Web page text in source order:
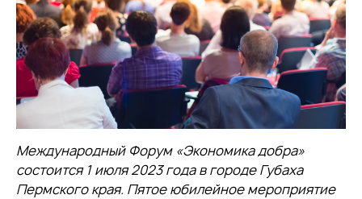
Международный Форум «Экономика добра»
состоится 1 июля 2023 года в городе Губаха
Пермского края. Пятое юбилейное мероприятие